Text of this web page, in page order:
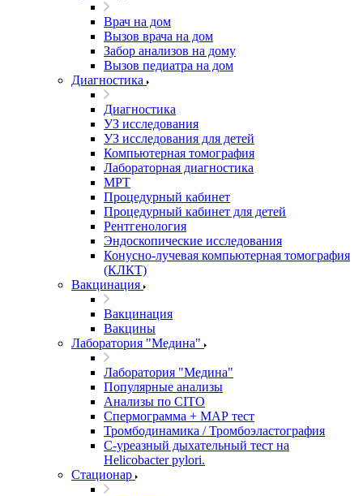
Врач на дом
Вызов врача на дом
Забор анализов на дому
Вызов педиатра на дом
Диагностика
Диагностика
УЗ исследования
УЗ исследования для детей
Компьютерная томография
Лабораторная диагностика
МРТ
Процедурный кабинет
Процедурный кабинет для детей
Рентгенология
Эндоскопические исследования
Конусно-лучевая компьютерная томография
(КЛКТ)
Вакцинация
Вакцинация
Вакцины
Лаборатория "Медина"
Лаборатория "Медина"
Популярные анализы
Анализы по CITO
Спермограмма + МАР тест
Тромбодинамика / Тромбоэластография
С-уреазный дыхательный тест на
Helicobacter pylori.
Стационар